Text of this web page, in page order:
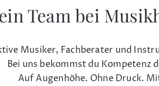
Team bei
Musiker, Fachberater und
Bei uns bekommst du Kompetenz
Auf Augenhöhe. Ohne Druck.